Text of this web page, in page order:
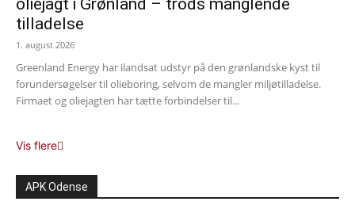
oliejagt i Grønland – trods manglende
tilladelse
1. august 2026
Greenland Energy har ilandsat udstyr på den grønlandske kyst til
forundersøgelser til olieboring, selvom de mangler miljøtilladelse.
Firmaet og oliejagten har tætte forbindelser til...
Vis flere
APK Odense